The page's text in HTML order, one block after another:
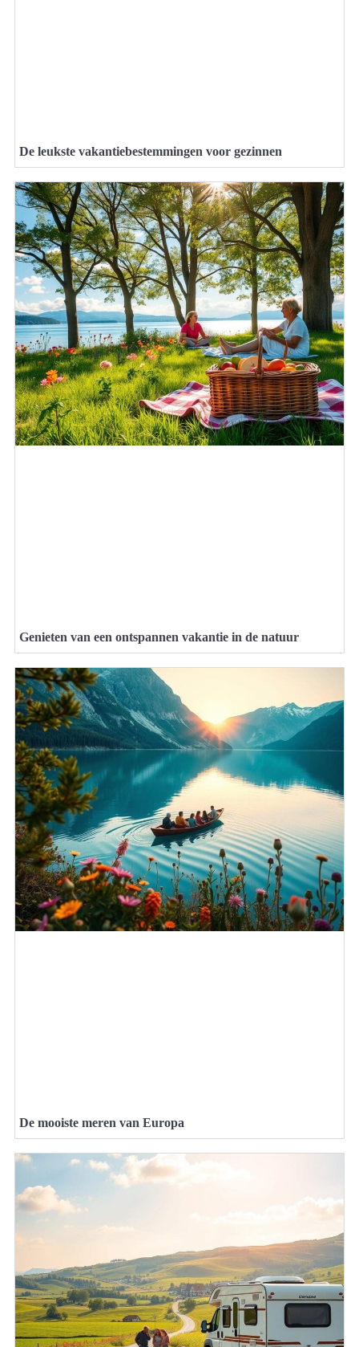
De leukste vakantiebestemmingen voor gezinnen
Genieten van een ontspannen vakantie in de natuur
De mooiste meren van Europa